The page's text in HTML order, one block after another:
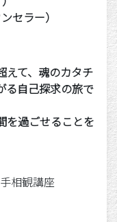
セラー）
えて、魂のカタチ
る自己探求の旅で
過ごせることを
Tags:
手相観講座